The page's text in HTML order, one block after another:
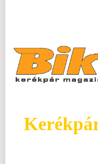
rendezvényén - első
amit az elmúlt
mindannyiónknak